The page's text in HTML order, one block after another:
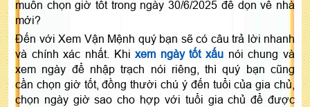
muốn chọn giờ tốt trong ngày 30/6/2025 đề dọn về nhà
mới?
Đến với Xem Vận Mệnh quý bạn sẽ có câu trả lời nhanh
và chính xác nhất. Khixem ngày tốt xấu nói chung và
xem ngày để nhập trạch nói riêng, thì quý bạn cũng
cần chọn giờ tốt, đồng thười chú ý đến tuổi của gia chủ,
chọn ngày giờ sao cho hợp với tuổi gia chủ để được